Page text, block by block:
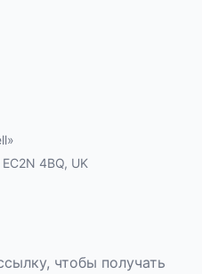
4BQ, UK
чтобы получать